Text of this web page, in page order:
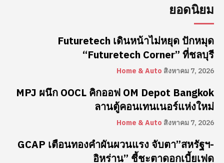
ยอดนิยม
Futuretech เดินหน้าไม่หยุด ปักหมุด
“Futuretech Corner” ที่ชลบุรี
Home & Auto สิงหาคม 7, 2026
MPJ ผนึก OOCL คิกออฟ OM Depot Bangkok
ลานตู้คอนเทนเนอร์แห่งใหม่
Home & Auto สิงหาคม 7, 2026
GCAP เตือนทองคำผันผวนแรง จับตา”สหรัฐฯ-
อิหร่าน” ชี้ชะตาดอกเบี้ยเฟด